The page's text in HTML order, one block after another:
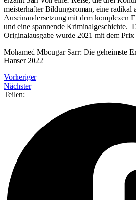
meisterhafter Bildungsroman, eine radikal
Auseinandersetzung mit dem komplexen
und eine spannende Kriminalgeschichte.
Originalausgabe wurde 2021 mit dem Prix
Mohamed Mbougar Sarr: Die geheimste
Hanser 2022
Vorheriger
Nächster
Teilen: